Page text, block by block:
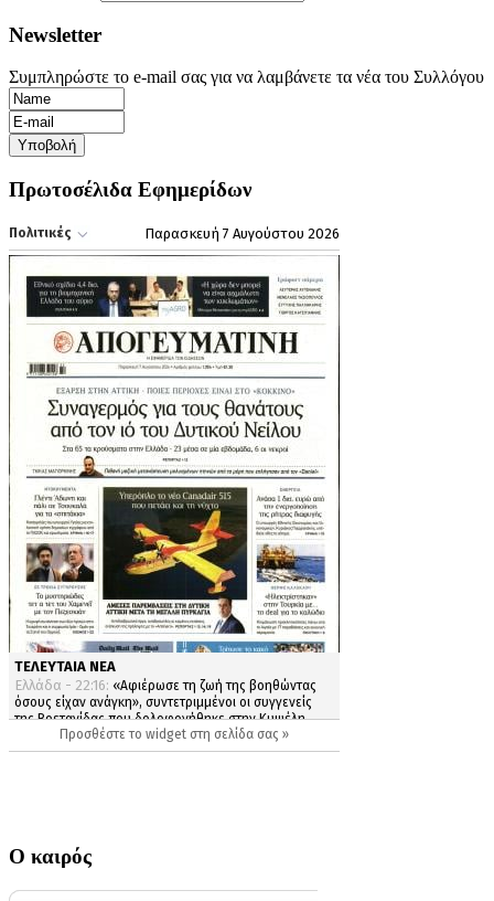
Newsletter
Συμπληρώστε το e-mail σας για να λαμβάνετε τα νέα του Συλλόγου
Πρωτοσέλιδα Εφημερίδων
Ο καιρός